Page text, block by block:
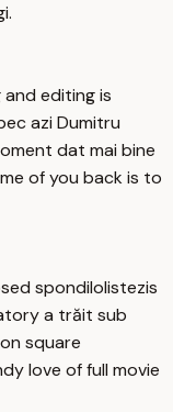
and editing is
azi Dumitru
dat mai bine
of you back is to
spondilolistezis
a trăit sub
square
love of full movie